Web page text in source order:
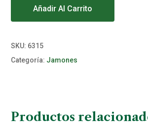
Añadir Al Carrito
SKU: 6315
Categoría: Jamones
Productos